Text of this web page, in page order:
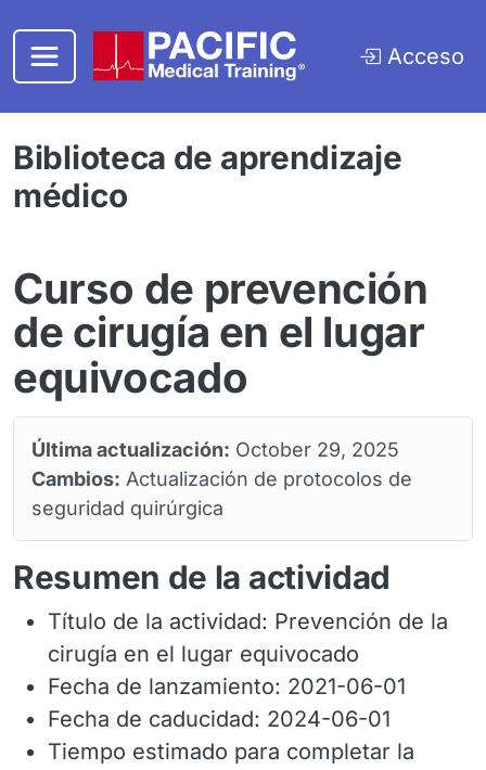
Acceso
Biblioteca de aprendizaje
médico
Curso de prevención
de cirugía en el lugar
equivocado
Última actualización: October 29, 2025
Cambios: Actualización de protocolos de
seguridad quirúrgica
Resumen de la actividad
Título de la actividad: Prevención de la
cirugía en el lugar equivocado
Fecha de lanzamiento: 2021-06-01
Fecha de caducidad: 2024-06-01
Tiempo estimado para completar la